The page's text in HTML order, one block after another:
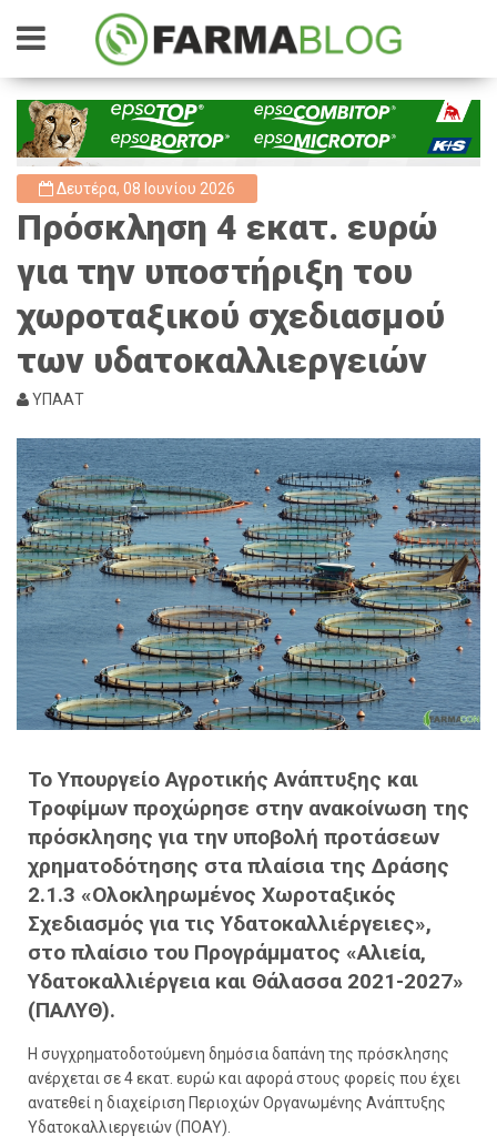
Δευτέρα, 08 Ιουνίου 2026
Πρόσκληση 4 εκατ. ευρώ
για την υποστήριξη του
χωροταξικού σχεδιασμού
των υδατοκαλλιεργειών
ΥΠΑΑΤ
Το Υπουργείο Αγροτικής Ανάπτυξης και
Τροφίμων προχώρησε στην ανακοίνωση της
πρόσκλησης για την υποβολή προτάσεων
χρηματοδότησης στα πλαίσια της Δράσης
2.1.3 «Ολοκληρωμένος Χωροταξικός
Σχεδιασμός για τις Υδατοκαλλιέργειες»,
στο πλαίσιο του Προγράμματος «Αλιεία,
Υδατοκαλλιέργεια και Θάλασσα 2021-2027»
(ΠΑΛΥΘ).
Η συγχρηματοδοτούμενη δημόσια δαπάνη της πρόσκλησης
ανέρχεται σε 4 εκατ. ευρώ και αφορά στους φορείς που έχει
ανατεθεί η διαχείριση Περιοχών Οργανωμένης Ανάπτυξης
Υδατοκαλλιεργειών (ΠΟΑΥ).